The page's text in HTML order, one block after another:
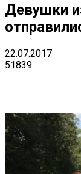
Девушки
22.07.2017
51839